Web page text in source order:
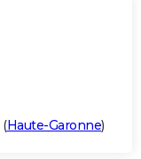
(Haute-Garonne)